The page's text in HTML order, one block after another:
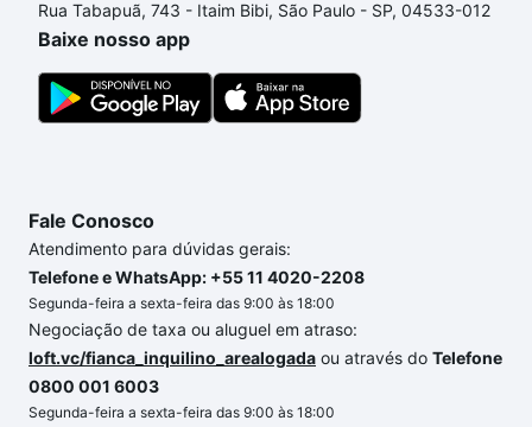
um apartamento
e conte com a gente para comprar
o imóvel dos seus sonhos com segurança e
conforto. Loft, com você até as chaves.
Rua Tabapuã, 743 - Itaim Bibi, São Paulo - SP, 04533-012
Baixe nosso app
Fale Conosco
Atendimento para dúvidas gerais:
Telefone e WhatsApp: +55 11 4020-2208
Segunda-feira a sexta-feira das 9:00 às 18:00
Negociação de taxa ou aluguel em atraso:
loft.vc/fianca_inquilino_arealogada ou através do Telefone
0800 001 6003
Segunda-feira a sexta-feira das 9:00 às 18:00